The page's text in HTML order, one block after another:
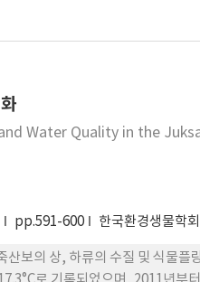
handedness in healthy
into young right-handed
and the Wilcoxon
(p>.05). The AAUT AOU
(p<.05), but no significant
few items (item 9, 11, and
arm use in left hander
Current results can be
was shown to be a
Water Quality in the
pp.591-600 한국환경생물학회
보의 상, 하류의 수질 및 식물플